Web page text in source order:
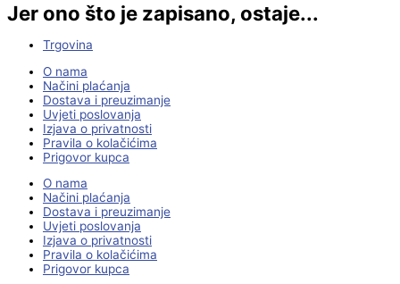
Jer ono što je zapisano, ostaje...
Trgovina
O nama
Načini plaćanja
Dostava i preuzimanje
Uvjeti poslovanja
Izjava o privatnosti
Pravila o kolačićima
Prigovor kupca
O nama
Načini plaćanja
Dostava i preuzimanje
Uvjeti poslovanja
Izjava o privatnosti
Pravila o kolačićima
Prigovor kupca